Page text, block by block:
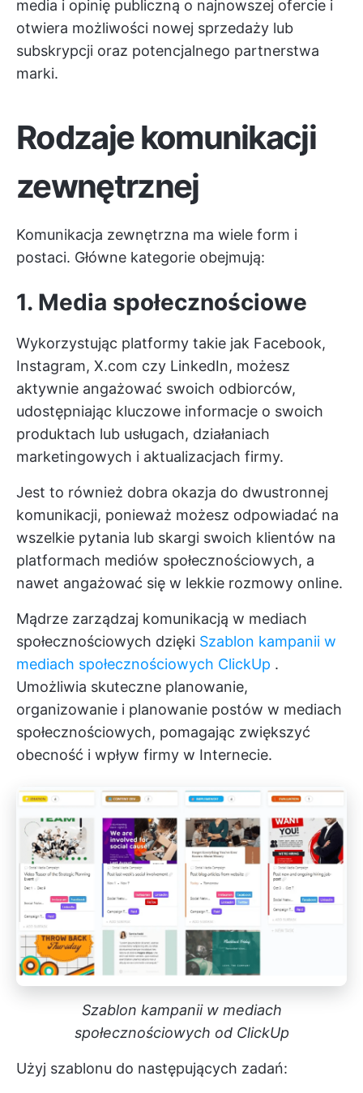
media i opinię publiczną o najnowszej ofercie i
otwiera możliwości nowej sprzedaży lub
subskrypcji oraz potencjalnego partnerstwa
marki.
Rodzaje komunikacji
zewnętrznej
Komunikacja zewnętrzna ma wiele form i
postaci. Główne kategorie obejmują:
1. Media społecznościowe
Wykorzystując platformy takie jak Facebook,
Instagram, X.com czy LinkedIn, możesz
aktywnie angażować swoich odbiorców,
udostępniając kluczowe informacje o swoich
produktach lub usługach, działaniach
marketingowych i aktualizacjach firmy.
Jest to również dobra okazja do dwustronnej
komunikacji, ponieważ możesz odpowiadać na
wszelkie pytania lub skargi swoich klientów na
platformach mediów społecznościowych, a
nawet angażować się w lekkie rozmowy online.
Mądrze zarządzaj komunikacją w mediach
społecznościowych dzięki Szablon kampanii w
mediach społecznościowych ClickUp .
Umożliwia skuteczne planowanie,
organizowanie i planowanie postów w mediach
społecznościowych, pomagając zwiększyć
obecność i wpływ firmy w Internecie.
Szablon kampanii w mediach
społecznościowych od ClickUp
Użyj szablonu do następujących zadań: